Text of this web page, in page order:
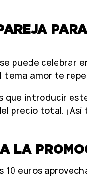
puede celebrar
amor te
que introducir
precio total.
LA
euros